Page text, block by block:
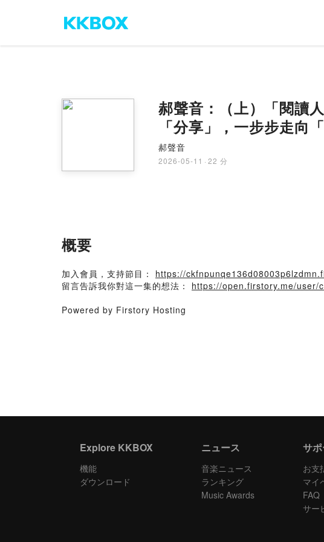
郝聲音：（上）「閱讀
「分享」，一步步走向
郝聲音
2026-05-11 · 22 分
概要
加入會員，支持節目： https://
留言告訴我你對這一集的想法： https://open.firstory.me/user/
Powered by Firstory Hosting
Explore KKBOX
機能
ダウンロード
ニュース
音楽ニュース
ランキング
Music Awards
サポ
お支
マイ
FAQ
サー